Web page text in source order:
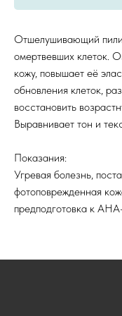
Отшелушивающий
омертвевших клеток.
кожу, повышает её
обновления клеток,
восстановить
Выравнивает тон и
Показания:
Угревая болезнь,
фотоповрежденная
предподготовка к